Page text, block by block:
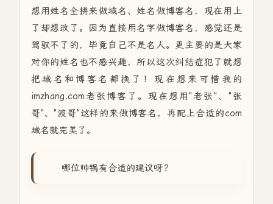
想用姓名全拼来做域名、姓名做博客名，现在用上
了却想改了。因为直接用名字做博客名，感觉还是
驾驭不了的，毕竟自己不是名人。更主要的是大家
对你的姓名也不感兴趣，所以这次纠结症犯了就想
把域名和博客名都换了！现在想来可惜我的
imzhang.com老张博客了。现在想用"老张"、"张
哥"、"波哥"这样的来做博客名，再配上合适的com
域名就完美了。
哪位帅锅有合适的建议呀？